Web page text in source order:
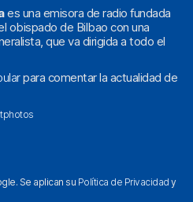
es una emisora de radio fundada
obispado de Bilbao con una
que va dirigida a todo el
para comentar la actualidad de
Se aplican su Política de Privacidad y